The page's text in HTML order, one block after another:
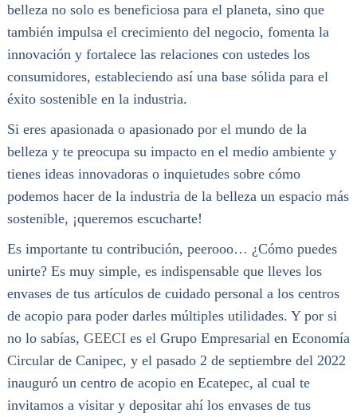
belleza no solo es beneficiosa para el planeta, sino que
también impulsa el crecimiento del negocio, fomenta la
innovación y fortalece las relaciones con ustedes los
consumidores, estableciendo así una base sólida para el
éxito sostenible en la industria.
Si eres apasionada o apasionado por el mundo de la
belleza y te preocupa su impacto en el medio ambiente y
tienes ideas innovadoras o inquietudes sobre cómo
podemos hacer de la industria de la belleza un espacio más
sostenible, ¡queremos escucharte!
Es importante tu contribución, peerooo… ¿Cómo puedes
unirte? Es muy simple, es indispensable que lleves los
envases de tus artículos de cuidado personal a los centros
de acopio para poder darles múltiples utilidades. Y por si
no lo sabías, GEECIes el Grupo Empresarial en Economía
Circular de Canipec, y el pasado 2 de septiembre del 2022
inauguró un centro de acopio en Ecatepec, al cual te
invitamos a visitar y depositar ahí los envases de tus